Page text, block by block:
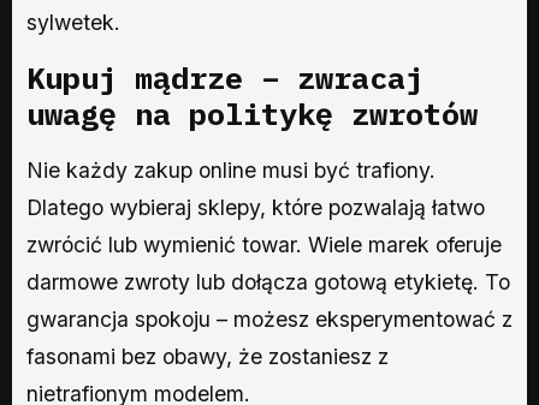
sylwetek.
Kupuj mądrze – zwracaj
uwagę na politykę zwrotów
Nie każdy zakup online musi być trafiony.
Dlatego wybieraj sklepy, które pozwalają łatwo
zwrócić lub wymienić towar. Wiele marek oferuje
darmowe zwroty lub dołącza gotową etykietę. To
gwarancja spokoju – możesz eksperymentować z
fasonami bez obawy, że zostaniesz z
nietrafionym modelem.